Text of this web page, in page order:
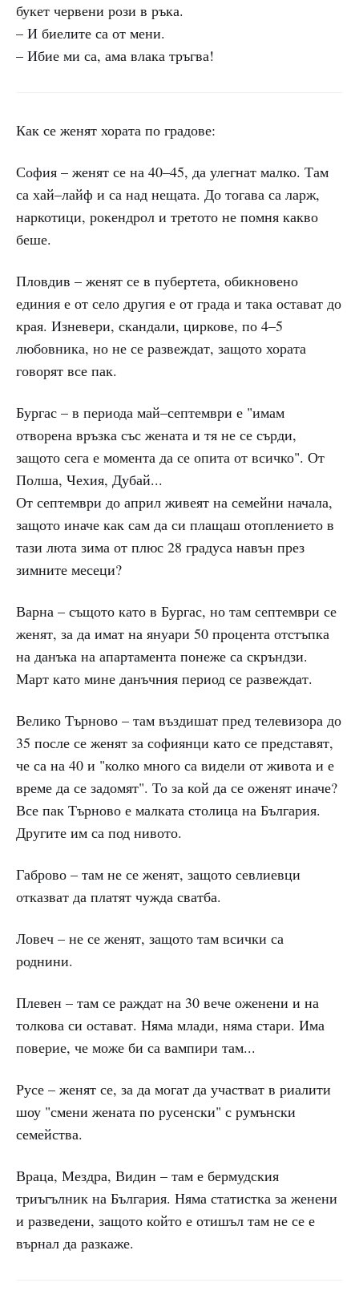
букет червени рози в ръка.
– И биелите са от мени.
– Ибие ми са, ама влака тръгва!
Как се женят хората по градове:
София – женят се на 40–45, да улегнат малко. Там
са хай–лайф и са над нещата. До тогава са ларж,
наркотици, рокендрол и третото не помня какво
беше.
Пловдив – женят се в пубертета, обикновено
единия е от село другия е от града и така остават до
края. Изневери, скандали, циркове, по 4–5
любовника, но не се развеждат, защото хората
говорят все пак.
Бургас – в периода май–септември е "имам
отворена връзка със жената и тя не се сърди,
защото сега е момента да се опита от всичко". От
Полша, Чехия, Дубай...
От септември до април живеят на семейни начала,
защото иначе как сам да си плащаш отоплението в
тази люта зима от плюс 28 градуса навън през
зимните месеци?
Варна – същото като в Бургас, но там септември се
женят, за да имат на януари 50 процента отстъпка
на данъка на апартамента понеже са скръндзи.
Март като мине данъчния период се развеждат.
Велико Търново – там въздишат пред телевизора до
35 после се женят за софиянци като се представят,
че са на 40 и "колко много са видели от живота и е
време да се задомят". То за кой да се оженят иначе?
Все пак Търново е малката столица на България.
Другите им са под нивото.
Габрово – там не се женят, защото севлиевци
отказват да платят чужда сватба.
Ловеч – не се женят, защото там всички са
роднини.
Плевен – там се раждат на 30 вече оженени и на
толкова си остават. Няма млади, няма стари. Има
поверие, че може би са вампири там...
Русе – женят се, за да могат да участват в риалити
шоу "смени жената по русенски" с румънски
семейства.
Враца, Мездра, Видин – там е бермудския
триъгълник на България. Няма статистка за женени
и разведени, защото който е отишъл там не се е
върнал да разкаже.